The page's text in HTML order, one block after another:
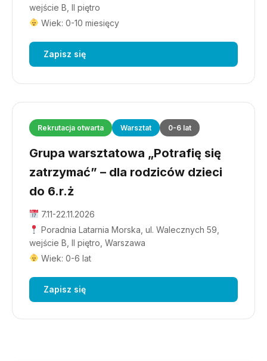
wejście B, II piętro
Wiek: 0-10 miesięcy
Zapisz się
Rekrutacja otwarta Warsztat 0-6 lat
Grupa warsztatowa „Potrafię się
zatrzymać” – dla rodziców dzieci
do 6.r.ż
7.11-22.11.2026
Poradnia Latarnia Morska, ul. Walecznych 59,
wejście B, II piętro, Warszawa
Wiek: 0-6 lat
Zapisz się